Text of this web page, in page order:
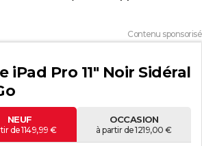
Contenu sponsorisé
iPad Pro 11" Noir Sidéral
NEUF
de 1149,99 €
OCCASION
à partir de 1219,00 €